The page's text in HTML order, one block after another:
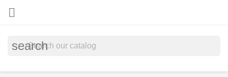

search